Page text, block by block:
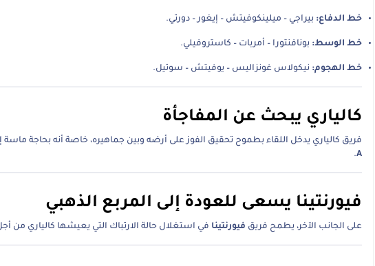
خط الدفاع: بيراجي – ميلينكوفيتش – إيغور – دورتي.
خط الوسط: بونافنتورا – أمربات – كاستروفيلي.
خط الهجوم: نيكولاس غونزاليس – يوفيتش – سوتيل.
كالياري يبحث عن المفاجأة
فريق كالياري يدخل اللقاء بطموح تحقيق الفوز على أرضه وبين جماهيره، خاصة أنه بحاجة ماسة
A
.
فيورنتينا يسعى للعودة إلى المربع الذهبي
على الجانب الآخر، يطمح فريق فيورنتينا في استغلال حالة الارتباك التي يعيشها كالياري من